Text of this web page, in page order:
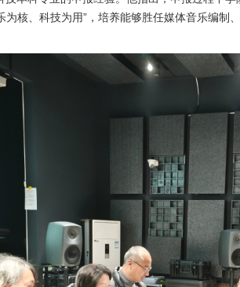
为核、科技为用”，培养能够胜任媒体音乐编